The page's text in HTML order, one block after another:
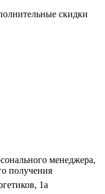
скидки
менеджера,
получения
1а